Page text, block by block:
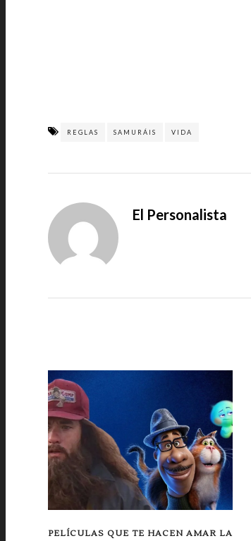
REGLAS SAMURÁIS VIDA
El Personalista
PELÍCULAS QUE TE HACEN AMAR LA